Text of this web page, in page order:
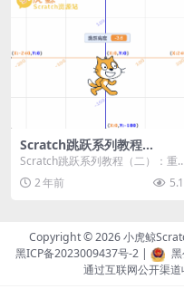
Scratch跳跃系列教程
（二）：重力跳跃
Scratch跳跃系列教程（二）：重
跳跃 作者：小虎鲸Scratch资源站
按...2 年前
Copyright © 2026小虎鲸
黑ICP备2023009437号-2|
通过互联网公开渠